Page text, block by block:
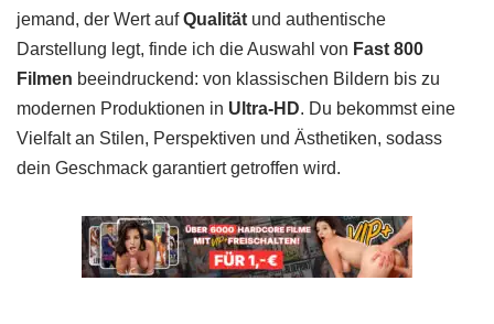
jemand, der Wert aufQualität und authentische
Darstellung legt, finde ich die Auswahl von Fast 800
Filmen beeindruckend: von klassischen Bildern bis zu
modernen Produktionen in Ultra-HD. Du bekommst eine
Vielfalt an Stilen, Perspektiven und Ästhetiken, sodass
dein Geschmack garantiert getroffen wird.